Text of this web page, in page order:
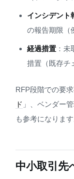
インシデント
の報告期限（
経過措置 ：
措置（既存チ
RFP段階での要
ド 」、ベンダー
も参考になります
中小取引先